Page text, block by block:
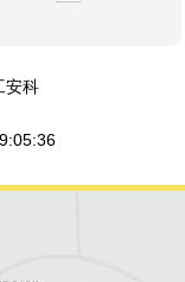
安科